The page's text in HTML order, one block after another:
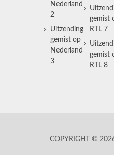
Nederland
2
Uitzending
gemist op
Nederland
3
gemist
RTL 7
gemist
RTL 8
COPYRIGHT ©